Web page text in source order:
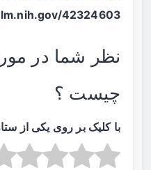
42324603/
نظر شما در
چیست ؟
با کلیک بر روی یکی از ستاره ها از ۱ تا ۵